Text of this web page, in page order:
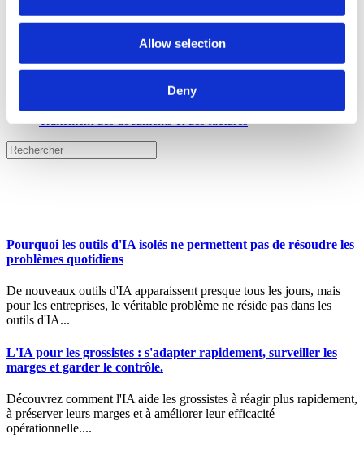
provide social media features and to analyse our traffic.
our social media, advertising and analytics partners who
may combine it with other information that you’ve
provided to them or that they’ve collected from your use
of their services.
Allow selection
Deny
Traitement des documents et des factures
Pourquoi les outils d'IA isolés ne permettent pas de résoudre les
problèmes quotidiens
De nouveaux outils d'IA apparaissent presque tous les jours, mais
pour les entreprises, le véritable problème ne réside pas dans les
outils d'IA...
L'IA pour les grossistes : s'adapter rapidement, surveiller les
marges et garder le contrôle.
Découvrez comment l'IA aide les grossistes à réagir plus rapidement,
à préserver leurs marges et à améliorer leur efficacité
opérationnelle....